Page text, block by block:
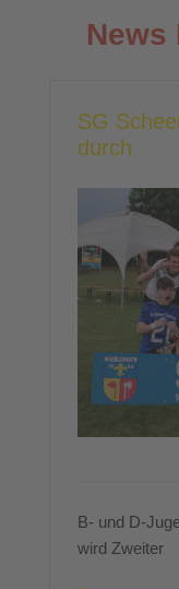
News
SG
durch
B- und D-
wird Zweiter